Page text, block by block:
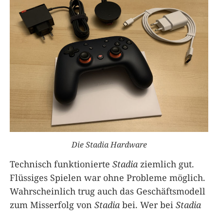
Die Stadia Hardware
Technisch funktionierte Stadia ziemlich gut.
Flüssiges Spielen war ohne Probleme möglich.
Wahrscheinlich trug auch das Geschäftsmodell
zum Misserfolg von Stadia bei. Wer bei Stadia